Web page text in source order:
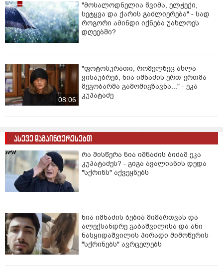
"მოსალოდნელია წვიმა, ელჭექი,
სეტყვა და ქარის გაძლიერება" - სად
როგორი ამინდი იქნება უახლოეს
დღეებში?
08:06
"ფოტოსურათი, რომელზეც ახლა
ვისაუბრებ, ნია იმნაძის ერთ-ერთმა
მეგობარმა გამომიგზავნა..." - ეკა
კუპატაძე
ასევე დაგაინტერესებთ
რა მისწერა ნია იმნაძის ბიძამ ეკა
კუპატაძეს? - გიგა ავალიანის დედა
"სქრინს" აქვეყნებს
ნია იმნაძის ბებია მიმართვას და
ალექსანდრე გაბაშვილისა და ანი
ნასყიდაშვილის პირადი მიმოწერის
"სქრინებს" ავრცელებს